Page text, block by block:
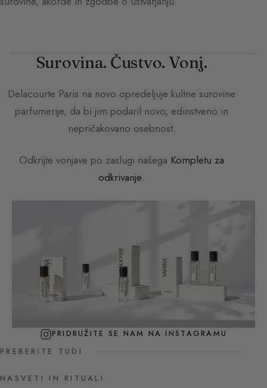
Surovina. Čustvo. Vonj.
Delacourte Paris na novo opredeljuje kultne surovine
parfumerije, da bi jim podaril novo, edinstveno in
nepričakovano osebnost.
Odkrijte vonjave po zaslugi našega Kompletu za
odkrivanje.
PRIDRUŽITE SE NAM NA INSTAGRAMU
PREBERITE TUDI
NASVETI IN RITUALI